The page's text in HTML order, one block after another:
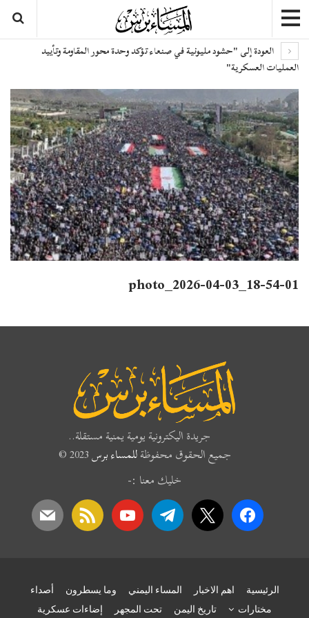
العودة إلى "حشود مليونية في صنعاء تؤكد وحدة محور المقاومة وتأييد
العمليات العسكرية"
photo_2026-04-03_18-54-01
جريدة اليكترونية يومية يمنية مستقلة..
جميع الحقوق محفوظةللمساء برس
خليك معنا :-
facebook
x
telegram
youtube
rss
mail
الرئيسية اهم الاخبار المساء اليمني وما يسطرون
أصداء
مختارات
تاريخ اليمن تحت المجهر إضاءات عسكرية